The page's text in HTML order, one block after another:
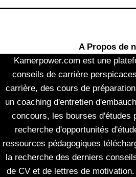
A Propos de
Kamerpower.com est une
conseils de carrière
carrière, des cours de
un coaching d'entretien
concours, les bourses d'études
recherche d'opportunités
ressources pédagogiques
la recherche des derniers
de CV et de lettres de